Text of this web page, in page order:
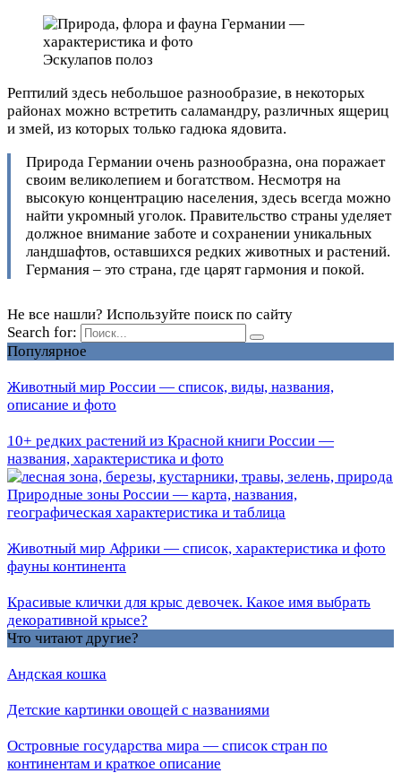
Эскулапов полоз
Рептилий здесь небольшое разнообразие, в некоторых
районах можно встретить саламандру, различных ящериц
и змей, из которых только гадюка ядовита.
Природа Германии очень разнообразна, она поражает
своим великолепием и богатством. Несмотря на
высокую концентрацию населения, здесь всегда можно
найти укромный уголок. Правительство страны уделяет
должное внимание заботе и сохранении уникальных
ландшафтов, оставшихся редких животных и растений.
Германия – это страна, где царят гармония и покой.
Не все нашли? Используйте поиск по сайту
Search for:
Популярное
Животный мир России — список, виды, названия,
описание и фото
10+ редких растений из Красной книги России —
названия, характеристика и фото
Природные зоны России — карта, названия,
географическая характеристика и таблица
Животный мир Африки — список, характеристика и фото
фауны континента
Красивые клички для крыс девочек. Какое имя выбрать
декоративной крысе?
Что читают другие?
Андская кошка
Детские картинки овощей с названиями
Островные государства мира — список стран по
континентам и краткое описание